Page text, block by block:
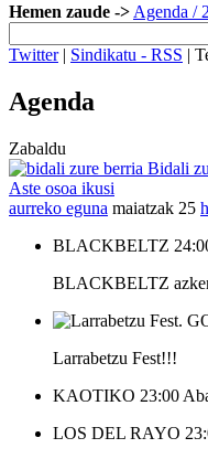
Hemen zaude -> Agenda /
Twitter| Sindikatu - RSS |
Agenda
Zabaldu
Bidali
Aste osoa ikusi
aurreko eguna maiatzak 25
BLACKBELTZ
BLACKBELTZ
Larrabetzu Fest!!!
KAOTIKO 23:00
LOS DEL RAYO